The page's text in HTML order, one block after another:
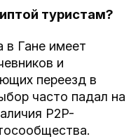
туристам?
в Гане имеет
и
переезд в
часто падал на
P2P-